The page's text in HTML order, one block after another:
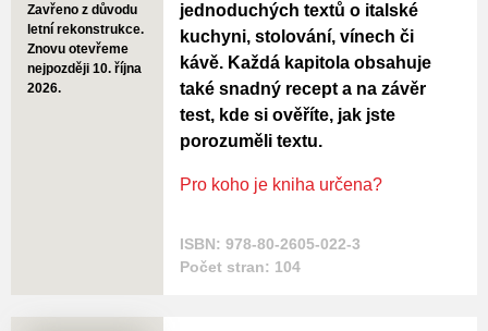
jednoduchých textů o italské
kuchyni, stolování, vínech či
kávě. Každá kapitola obsahuje
také snadný recept a na závěr
test, kde si ověříte, jak jste
porozuměli textu.
Pro koho je kniha určena?
ISBN: 978-80-2605-022-3
Počet stran: 104
Zavřeno z důvodu
letní rekonstrukce.
Znovu otevřeme
nejpozději 10. října
2026.